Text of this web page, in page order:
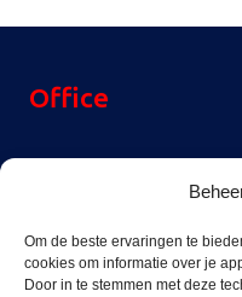
Om de beste ervaringen te
cookies om informatie over je
Door in te stemmen met deze
Office
3059 SM
+31(0)10 228 16